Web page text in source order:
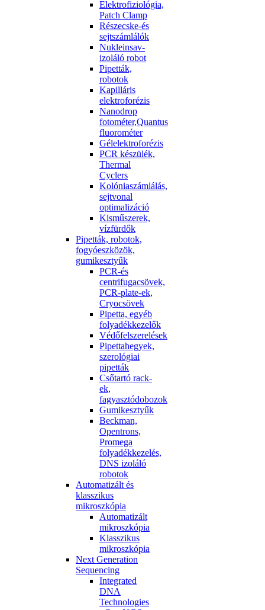
Elektrofiziológia,
Patch Clamp
Részecske-és
sejtszámlálók
Nukleinsav-
izoláló robot
Pipetták,
robotok
Kapilláris
elektroforézis
Nanodrop
fotométer,Quantus
fluorométer
Gélelektroforézis
PCR készülék,
Thermal
Cyclers
Kolóniaszámlálás,
sejtvonal
optimalizáció
Kisműszerek,
vízfürdők
Pipetták, robotok,
fogyóeszközök,
gumikesztyűk
PCR-és
centrifugacsövek,
PCR-plate-ek,
Cryocsövek
Pipetta, egyéb
folyadékkezelők
Védőfelszerelések
Pipettahegyek,
szerológiai
pipetták
Csőtartó rack-
ek,
fagyasztódobozok
Gumikesztyűk
Beckman,
Opentrons,
Promega
folyadékkezelés,
DNS izoláló
robotok
Automatizált és
klasszikus
mikroszkópia
Automatizált
mikroszkópia
Klasszikus
mikroszkópia
Next Generation
Sequencing
Integrated
DNA
Technologies